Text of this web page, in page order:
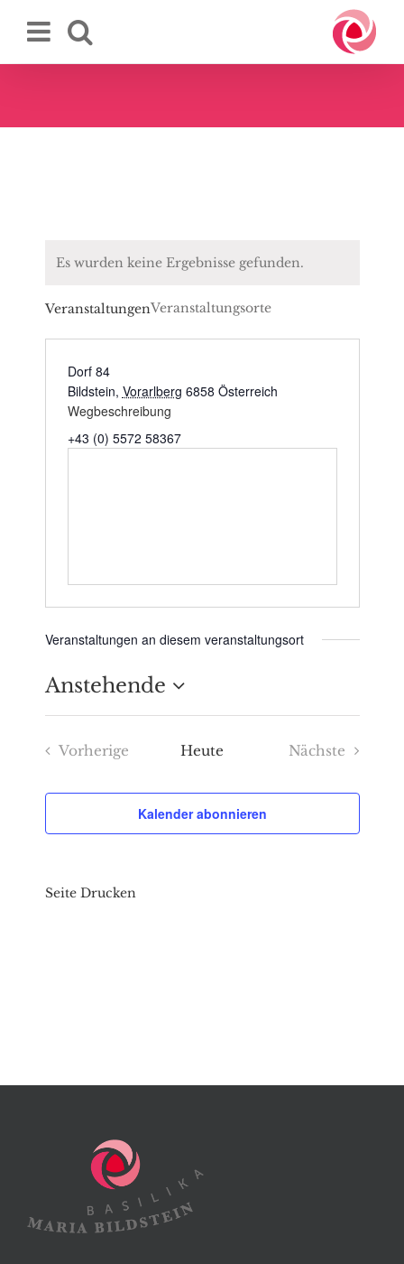
Inhalt
Es wurden keine Ergebnisse gefunden.
VeranstaltungenVeranstaltungsorte
Dorf 84
Bildstein, Vorarlberg 6858 Österreich
Wegbeschreibung
+43 (0) 5572 58367
Veranstaltungen an diesem veranstaltungsort
Anstehende
Datum
wählen.
Vorherige
Heute
Nächste
Kalender abonnieren
Seite Drucken